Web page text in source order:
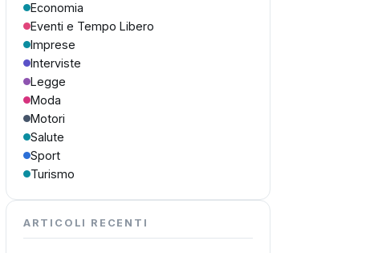
Economia
Eventi e Tempo Libero
Imprese
Interviste
Legge
Moda
Motori
Salute
Sport
Turismo
ARTICOLI RECENTI